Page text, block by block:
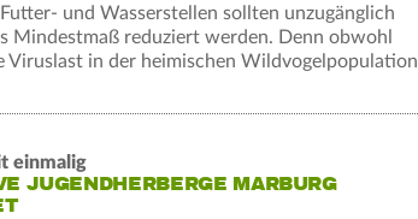
und Wasserstellen sollten unzugänglich
Mindestmaß reduziert werden. Denn obwohl
Viruslast in der heimischen Wildvogelpopulation
einmalig
JUGENDHERBERGE MARBURG